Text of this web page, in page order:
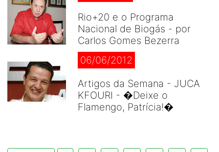
Rio+20 e o Programa
Nacional de Biogás - por
Carlos Gomes Bezerra
06/06/2012
Artigos da Semana - JUCA
KFOURI - �Deixe o
Flamengo, Patrícia!�